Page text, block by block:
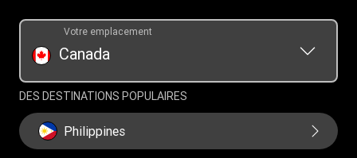
Canada
Votre emplacement
DES DESTINATIONS POPULAIRES
Philippines